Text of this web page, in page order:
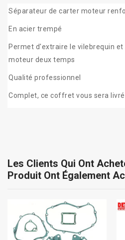
Séparateur de carter moteur
En acier trempé
Permet d'extraire le vilebrequin
moteur deux temps
Qualité professionnel
Complet, ce coffret vous sera
Les Clients Qui Ont
Produit Ont Également